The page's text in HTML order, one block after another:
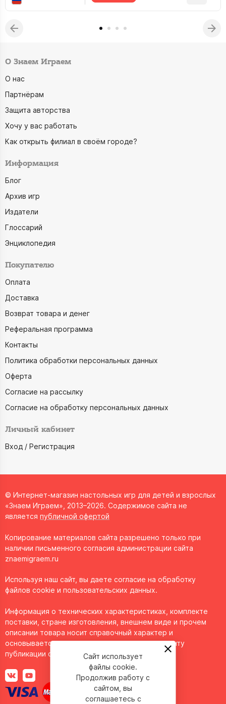
О Знаем Играем
О нас
Партнёрам
Защита авторства
Хочу у вас работать
Как открыть филиал в своём городе?
Информация
Блог
Архив игр
Издатели
Глоссарий
Энциклопедия
Покупателю
Оплата
Доставка
Возврат товара и денег
Реферальная программа
Контакты
Политика обработки персональных данных
Оферта
Согласие на рассылку
Согласие на обработку персональных данных
Личный кабинет
Вход / Регистрация
© Интернет-магазин настольных игр для детей и взрослых
«Знаем Играем», 2013–2026. Содержимое сайта не
является публичной офертой
Копирование материалов сайта разрешено только при
наличии письменного согласия администрации сайта
znaemigraem.ru
Используя наш сайт, вы даете согласие на обработку
файлов cookie и пользовательских данных.
Информация о технических характеристиках, комплекте
поставки, стране изготовления, внешнем виде и прочем
описании товара носит справочный характер и
основывается на последних доступных к моменту
публикации сведениях.Сайт использует
файлы cookie.
Продолжив работу с
сайтом, вы
соглашаетесь с